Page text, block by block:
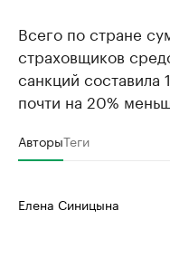
Всего по стране
страховщиков
санкций составила
почти на 20%
АвторыТеги
Елена Синицына